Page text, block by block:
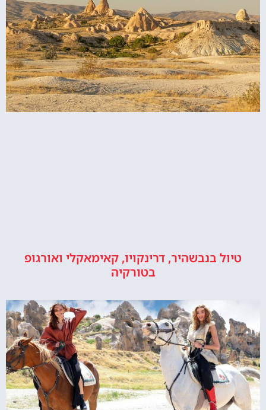
טיול בנבשהיר, דרינקויו, קאימאקלי ואורגופ
בטורקיה